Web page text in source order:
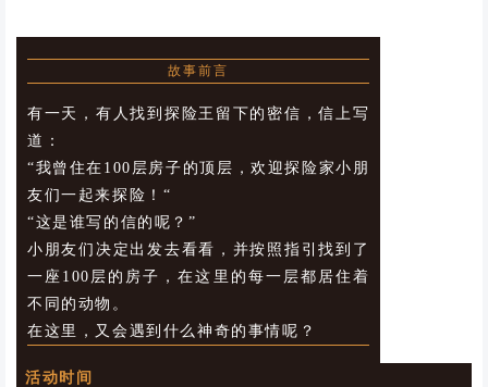
故事前言
有一天，有人找到探险王留下的密信，信上写
道：
“我曾住在100层房子的顶层，欢迎探险家小朋
友们一起来探险！“
“这是谁写的信的呢？”
小朋友们决定出发去看看，并按照指引找到了
一座100层的房子，在这里的每一层都居住着
不同的动物。
在这里，又会遇到什么神奇的事情呢？
活动时间